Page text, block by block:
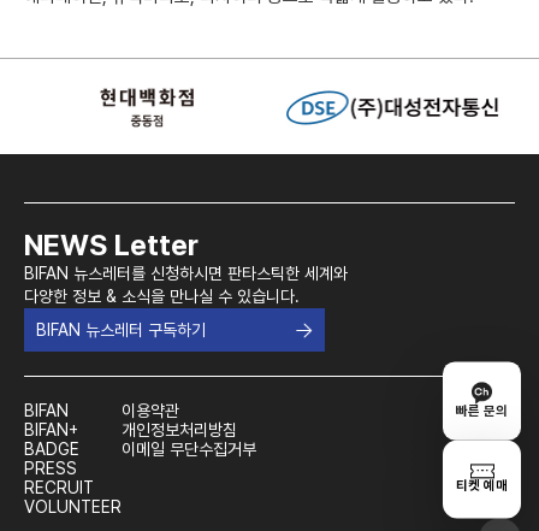
빠른 문의
티켓 예매
NEWS Letter
BIFAN 뉴스레터를 신청하시면 판타스틱한 세계와
다양한 정보 & 소식을 만나실 수 있습니다.
BIFAN 뉴스레터 구독하기
BIFAN
BIFAN+
BADGE
PRESS
RECRUIT
VOLUNTEER
이용약관
개인정보처리방침
이메일 무단수집거부